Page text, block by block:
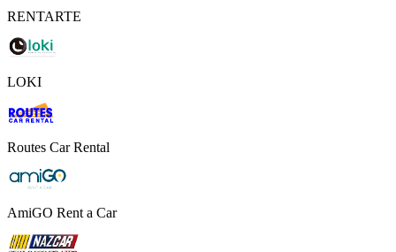
RENTARTE
LOKI
Routes Car Rental
AmiGO Rent a Car